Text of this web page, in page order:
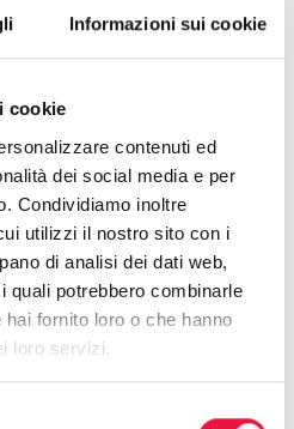
Informazioni sui cookie
cookie
contenuti ed
dei social media e per
Condividiamo inoltre
utilizzi il nostro sito con i
di analisi dei dati web,
quali potrebbero combinarle
fornito loro o che hanno
loro servizi.
chi cerca trasparenza,
di acquisizione. Il
un’esperienza sicura
avvicina per la prima volta al
sul nostro sito e poi
tutti gli aggiornamenti.
al numero 0586 201402: